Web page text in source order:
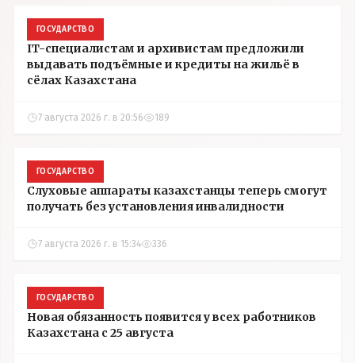
ГОСУДАРСТВО
IT-специалистам и архивистам предложили
выдавать подъёмные и кредиты на жильё в
сёлах Казахстана
7 августа 2026 г. в 20:56 189
ГОСУДАРСТВО
Слуховые аппараты казахстанцы теперь смогут
получать без установления инвалидности
7 августа 2026 г. в 15:34 336
ГОСУДАРСТВО
Новая обязанность появится у всех работников
Казахстана с 25 августа